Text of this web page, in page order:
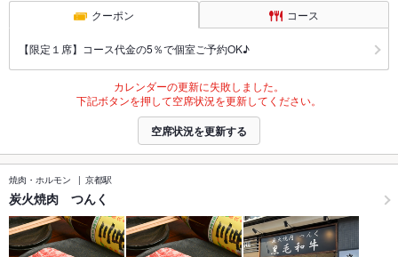
クーポン コース
【限定１席】コース代金の5％で個室ご予約OK♪
カレンダーの更新に失敗しました。
下記ボタンを押して空席状況を更新してください。
空席状況を更新する
焼肉・ホルモン 京都駅
炭火焼肉 つんく